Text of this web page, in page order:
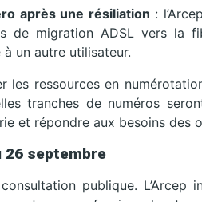
après une résiliation :
de migration ADSL vers la
un autre utilisateur.
les ressources en
tranches de numéros
et répondre aux besoins des
26 septembre
publique. L’Arcep